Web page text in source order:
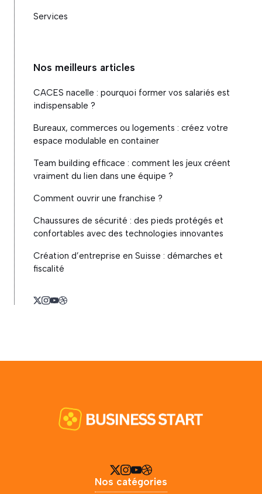
Services
Nos meilleurs articles
CACES nacelle : pourquoi former vos salariés est
indispensable ?
Bureaux, commerces ou logements : créez votre
espace modulable en container
Team building efficace : comment les jeux créent
vraiment du lien dans une équipe ?
Comment ouvrir une franchise ?
Chaussures de sécurité : des pieds protégés et
confortables avec des technologies innovantes
Création d’entreprise en Suisse : démarches et
fiscalité
Nos catégories